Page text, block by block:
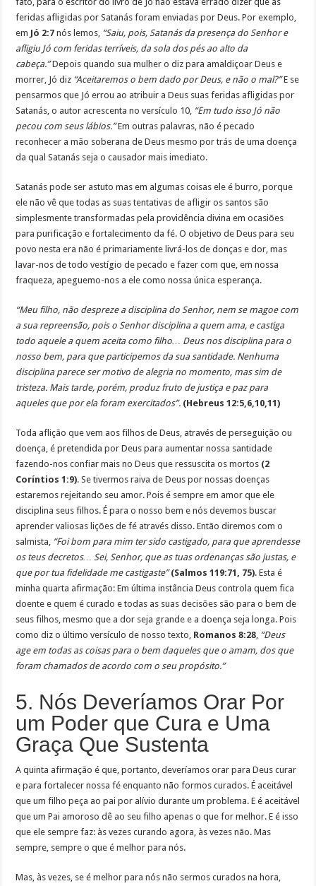
feridas afligidas por Satanás foram enviadas por Deus. Por exemplo,
em Jó 2:7 nós lemos, “Saiu, pois, Satanás da presença do Senhor e
afligiu Jó com feridas terríveis, da sola dos pés ao alto da
cabeça.”Depois quando sua mulher o diz para amaldiçoar Deus e
morrer, Jó diz “Aceitaremos o bem dado por Deus, e não o mal?”E se
pensarmos que Jó errou ao atribuir a Deus suas feridas afligidas por
Satanás, o autor acrescenta no versículo 10, “Em tudo isso Jó não
pecou com seus lábios.”Em outras palavras, não é pecado
reconhecer a mão soberana de Deus mesmo por trás de uma doença
da qual Satanás seja o causador mais imediato.
Satanás pode ser astuto mas em algumas coisas ele é burro, porque
ele não vê que todas as suas tentativas de afligir os santos são
simplesmente transformadas pela providência divina em ocasiões
para purificação e fortalecimento da fé. O objetivo de Deus para seu
povo nesta era não é primariamente livrá-los de donças e dor, mas
lavar-nos de todo vestígio de pecado e fazer com que, em nossa
fraqueza, apeguemo-nos a ele como nossa única esperança.
“Meu filho, não despreze a disciplina do Senhor, nem se magoe com
a sua repreensão, pois o Senhor disciplina a quem ama, e castiga
todo aquele a quem aceita como filho… Deus nos disciplina para o
nosso bem, para que participemos da sua santidade. Nenhuma
disciplina parece ser motivo de alegria no momento, mas sim de
tristeza. Mais tarde, porém, produz fruto de justiça e paz para
aqueles que por ela foram exercitados”. (Hebreus 12:5,6,10,11)
Toda aflição que vem aos filhos de Deus, através de perseguição ou
doença, é pretendida por Deus para aumentar nossa santidade
fazendo-nos confiar mais no Deus que ressuscita os mortos (2
Coríntios 1:9). Se tivermos raiva de Deus por nossas doenças
estaremos rejeitando seu amor. Pois é sempre em amor que ele
disciplina seus filhos. É para o nosso bem e nós devemos buscar
aprender valiosas lições de fé através disso. Então diremos com o
salmista, “Foi bom para mim ter sido castigado, para que aprendesse
os teus decretos… Sei, Senhor, que as tuas ordenanças são justas, e
que por tua fidelidade me castigaste” (Salmos 119:71, 75). Esta é
minha quarta afirmação: Em última instância Deus controla quem fica
doente e quem é curado e todas as suas decisões são para o bem de
seus filhos, mesmo que a dor seja grande e a doença seja longa. Pois
como diz o último versículo de nosso texto, Romanos 8:28 “Deus
age em todas as coisas para o bem daqueles que o amam, dos que
foram chamados de acordo com o seu propósito.”
5. Nós Deveríamos Orar Por
um Poder que Cura e Uma
Graça Que Sustenta
A quinta afirmação é que, portanto, deveríamos orar para Deus curar
e para fortalecer nossa fé enquanto não formos curados. É aceitável
que um filho peça ao pai por alívio durante um problema. E é aceitável
que um Pai amoroso dê ao seu filho apenas o que for melhor. E é isso
que ele sempre faz: às vezes curando agora, às vezes não. Mas
sempre, sempre o que é melhor para nós.
Mas, às vezes, se é melhor para nós não sermos curados na hora,